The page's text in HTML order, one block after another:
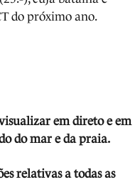
do próximo ano.
lizar em direto e em
do mar e da praia.
relativas a todas as